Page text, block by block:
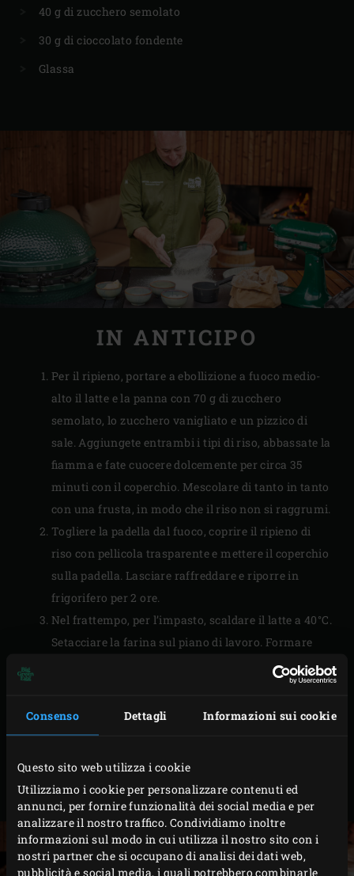
Consenso Dettagli Informazioni sui cookie
Questo sito web utilizza i cookie
Utilizziamo i cookie per personalizzare contenuti ed
annunci, per fornire funzionalità dei social media e per
analizzare il nostro traffico. Condividiamo inoltre
informazioni sul modo in cui utilizza il nostro sito con i
nostri partner che si occupano di analisi dei dati web,
pubblicità e social media, i quali potrebbero combinarle
40 g di zucchero semolato
30 g di cioccolato fondente
Glassa
IN ANTICIPO
Per il ripieno, portare a ebollizione a fuoco medio-
alto il latte e la panna con 70 g di zucchero
semolato, lo zucchero vanigliato e un pizzico di
sale. Aggiungete entrambi i tipi di riso, abbassate la
fiamma e fate cuocere dolcemente per circa 35
minuti con il coperchio. Mescolare di tanto in tanto
con una frusta, in modo che il riso non si raggrumi.
Togliere la padella dal fuoco, coprire il ripieno di
riso con pellicola trasparente e mettere il coperchio
sulla padella. Lasciare raffreddare e riporre in
frigorifero per 2 ore.
Nel frattempo, per l’impasto, scaldare il latte a 40°C.
Setacciare la farina sul piano di lavoro. Formare
una fontana con la farina e versare il latte tiepido.
Aggiungere il lievito e mescolarlo con il latte.
Sbattere l’uovo, pesare 60 gr e unirlo al latte. Unire
lo zucchero semolato, aggiungere il burro e il sale.
elastico in circa 15 minuti. Coprire l’impasto con
pellicola trasparente e lasciare riposare per 1 ora.